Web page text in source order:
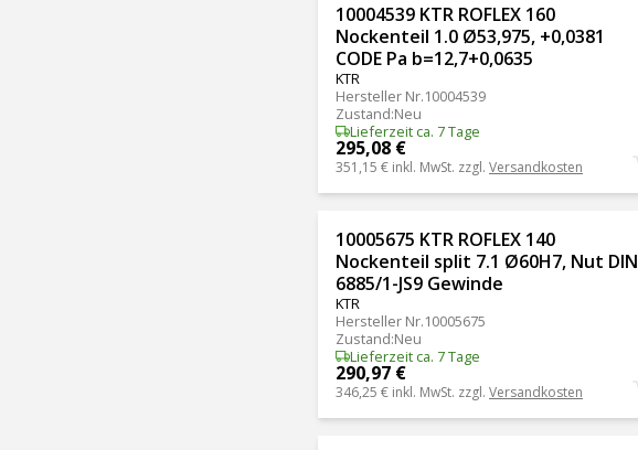
10004539 KTR ROFLEX 160
Nockenteil 1.0 Ø53,975, +0,0381
CODE Pa b=12,7+0,0635
KTR
Hersteller Nr.10004539
Zustand:Neu
Lieferzeit ca. 7 Tage
295,08 €
351,15 € inkl. MwSt. zzgl. Versandkosten
10005675 KTR ROFLEX 140
Nockenteil split 7.1 Ø60H7, Nut DIN
6885/1-JS9 Gewinde
KTR
Hersteller Nr.10005675
Zustand:Neu
Lieferzeit ca. 7 Tage
290,97 €
346,25 € inkl. MwSt. zzgl. Versandkosten